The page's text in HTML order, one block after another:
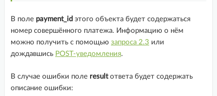
В поле payment_id этого объекта будет содержаться
номер совершённого платежа. Информацию о нём
можно получить с помощью запроса 2.3 или
дождавшись POST-уведомления.
В случае ошибки поле resultответа будет содержать
описание ошибки: